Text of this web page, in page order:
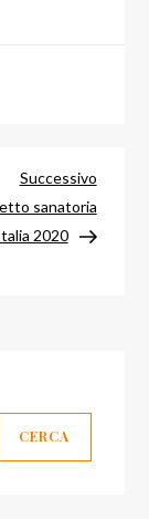
Successivo
sanatoria
2020
CERCA